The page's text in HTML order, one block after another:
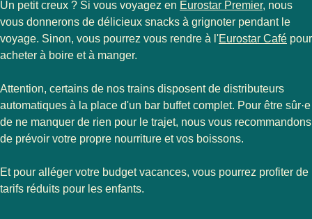
Un petit creux ? Si vous voyagez en Eurostar Premier, nous
vous donnerons de délicieux snacks à grignoter pendant le
voyage. Sinon, vous pourrez vous rendre à l'Eurostar Café pour
acheter à boire et à manger.
Attention, certains de nos trains disposent de distributeurs
automatiques à la place d'un bar buffet complet. Pour être sûr·e
de ne manquer de rien pour le trajet, nous vous recommandons
de prévoir votre propre nourriture et vos boissons.
Et pour alléger votre budget vacances, vous pourrez profiter de
tarifs réduits pour les enfants.